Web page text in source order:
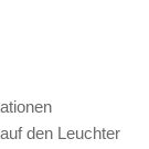
den Leuchter